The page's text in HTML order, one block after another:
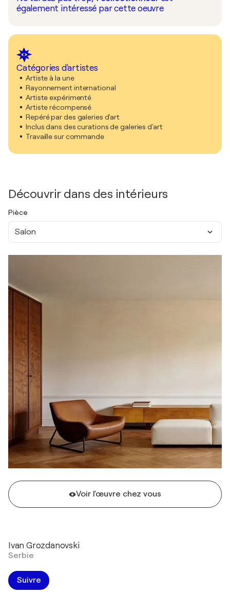
également intéressé par cette oeuvre
Catégories d'artistes
Artiste à la une
Rayonnement international
Artiste expérimenté
Artiste récompensé
Repéré par des galeries d'art
Inclus dans des curations de galeries d'art
Travaille sur commande
Découvrir dans des intérieurs
Pièce
Salon
Voir l'œuvre chez vous
Ivan Grozdanovski
Serbie
Suivre